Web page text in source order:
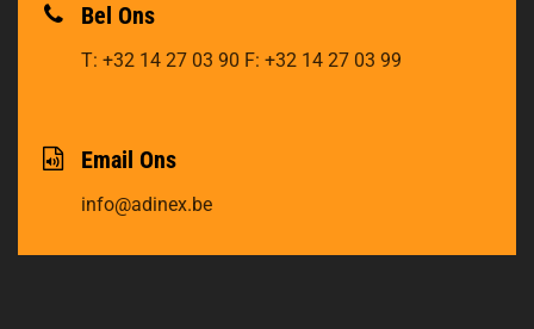
Bel Ons
T: +32 14 27 03 90 F: +32 14 27 03 99
Email Ons
info@adinex.be